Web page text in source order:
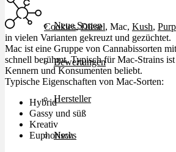
Neue Sorten
Bewertungen
Hersteller
News
Cookies,Diesel, Mac, Kush,
in vielen Varianten gekreuzt und gezüchtet.
Mac ist eine Gruppe von Cannabissorten
schnell berühmt. Typisch für Mac-Strains
Kennern und Konsumenten beliebt.
Typische Eigenschaften von Mac-Sorten:
Hybrid
Gassy und süß
Kreativ
Euphorisch